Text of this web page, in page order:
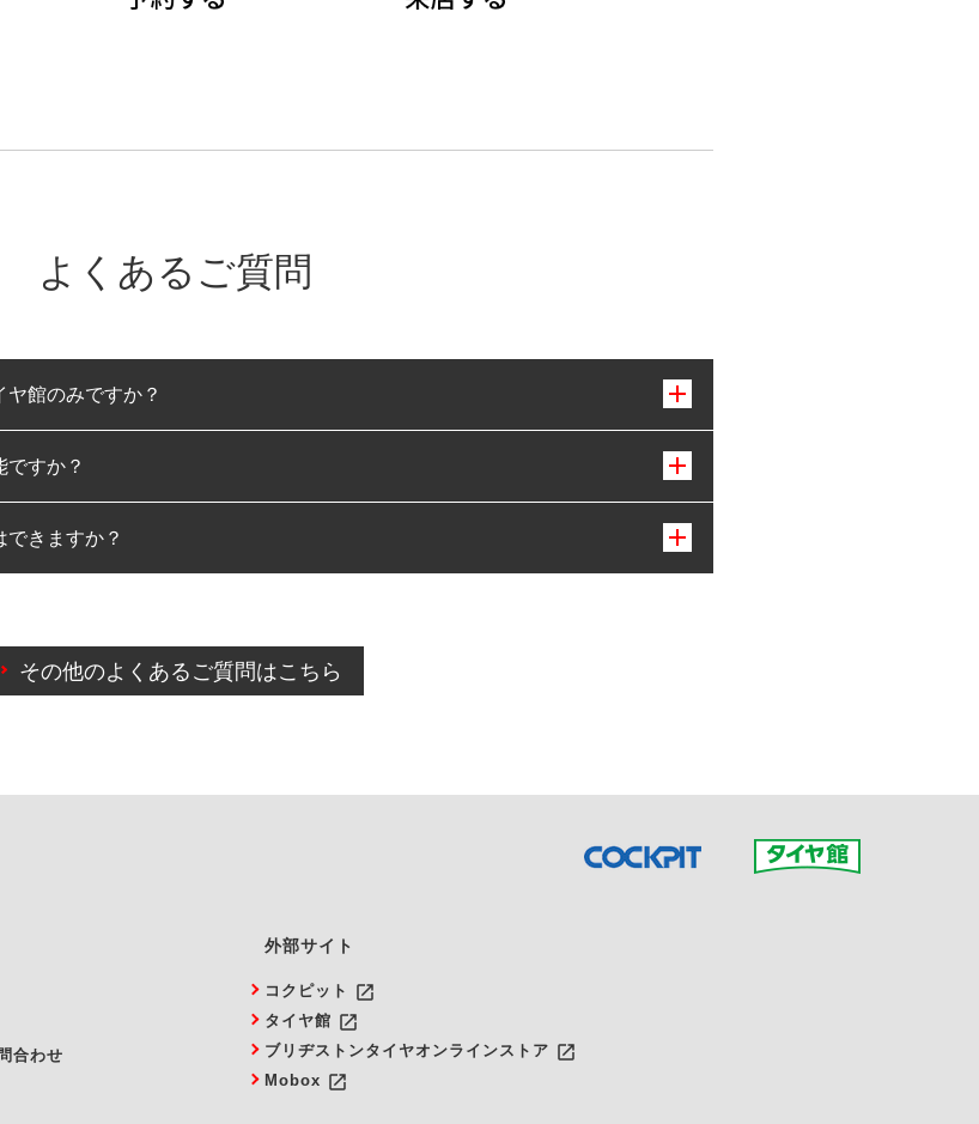
よくあるご質問
館のみですか？
す。
すか？
きますか？
約のキャンセルをご希望の際は、直接ご予約いただいた店舗へご連絡くださ
その他のよくあるご質問はこちら
合わせ
外部サイト
コクピット launch
タイヤ館 launch
ブリヂストンタイヤオンラインストア launch
Mobox launch